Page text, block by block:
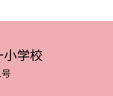
学校